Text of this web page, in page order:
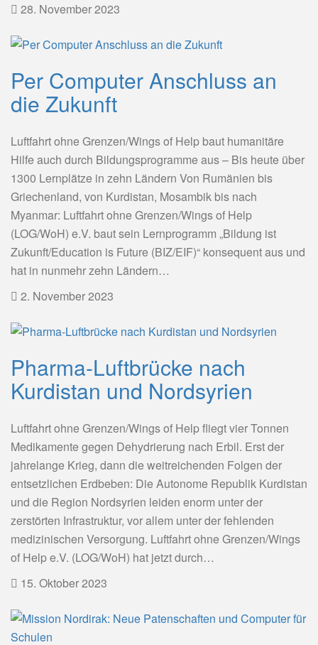
28. November 2023
Per Computer Anschluss an
die Zukunft
Luftfahrt ohne Grenzen/Wings of Help baut humanitäre
Hilfe auch durch Bildungsprogramme aus – Bis heute über
1300 Lernplätze in zehn Ländern Von Rumänien bis
Griechenland, von Kurdistan, Mosambik bis nach
Myanmar: Luftfahrt ohne Grenzen/Wings of Help
(LOG/WoH) e.V. baut sein Lernprogramm „Bildung ist
Zukunft/Education is Future (BIZ/EIF)“ konsequent aus und
hat in nunmehr zehn Ländern…
2. November 2023
Pharma-Luftbrücke nach
Kurdistan und Nordsyrien
Luftfahrt ohne Grenzen/Wings of Help fliegt vier Tonnen
Medikamente gegen Dehydrierung nach Erbil. Erst der
jahrelange Krieg, dann die weitreichenden Folgen der
entsetzlichen Erdbeben: Die Autonome Republik Kurdistan
und die Region Nordsyrien leiden enorm unter der
zerstörten Infrastruktur, vor allem unter der fehlenden
medizinischen Versorgung. Luftfahrt ohne Grenzen/Wings
of Help e.V. (LOG/WoH) hat jetzt durch…
15. Oktober 2023